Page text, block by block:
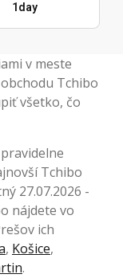
1day
v meste
Tchibo
všetko, čo
Tchibo
27.07.2026 -
nájdete vo
ich
, Košice,
.